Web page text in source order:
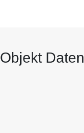
Objekt Daten